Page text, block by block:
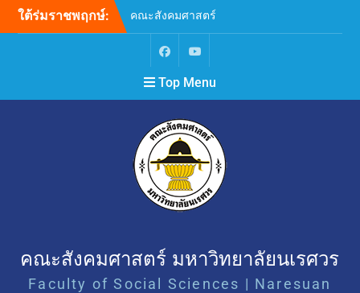
ใต้ร่มราชพฤกษ์:
คณะสังคมศาสตร์
มหาวิทยาลัยนเรศวร ขอ
แสดงความเสียใจอย่างสุดซึ้ง
ต่อเหตุการณ์ความรุนแรงที่
เกิดขึ้น ณ โรงเรียน
เทพศิรินทร์ นนทบุรี
ขยายระยะเวลาการรับสมัคร
บุคคลเพื่อสอบคัดเลือกบรรจุ
และแต่งตั้งเป็นพนักงาน
มหาวิทยาลัย ตำแหน่ง
อาจารย์ สังกัดภาควิชา
จิตวิทยา คณะสังคมศาสตร์
สดับชายขอบขับขาน Let the
Margins Sing: Unheard
Words and Voices”
Top Menu
คณะสังคมศาสตร์ มหาวิทยาลัยนเรศวร
Faculty of Social Sciences | Naresuan